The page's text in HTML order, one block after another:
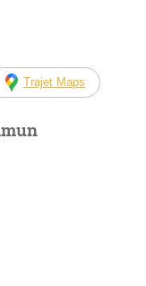
Trajet Maps